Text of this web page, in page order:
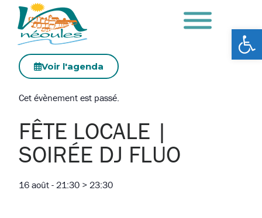
Voir l'agenda
Cet évènement est passé.
FÊTE LOCALE |
SOIRÉE DJ FLUO
16 août -21:30 >23:30